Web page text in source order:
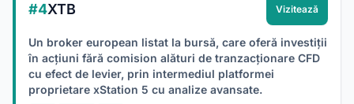
#4XTB Vizitează
Un broker european listat la bursă, care oferă investiții
în acțiuni fără comision alături de tranzacționare CFD
cu efect de levier, prin intermediul platformei
proprietare xStation 5 cu analize avansate.